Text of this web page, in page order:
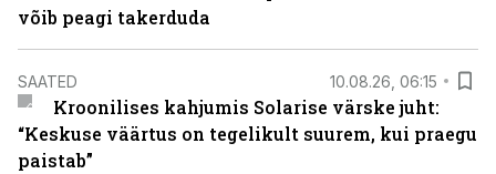
võib peagi takerduda
SAATED 10.08.26, 06:15
Kroonilises kahjumis Solarise värske juht:
“Keskuse väärtus on tegelikult suurem, kui praegu
paistab”